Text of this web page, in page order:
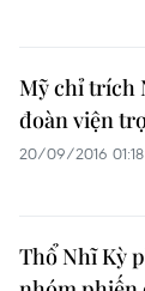
Mỹ chỉ trích
đoàn viện
20/09/2016 01:18
Thổ Nhĩ Kỳ